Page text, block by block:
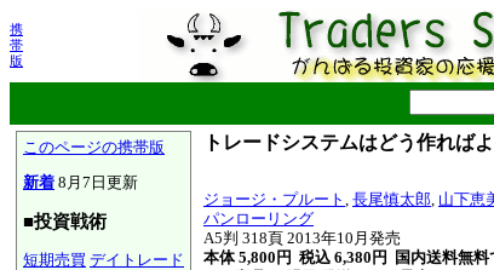
携
帯
版
このページの携帯版
新着 8月7日更新
■投資戦術
短期売買 デイトレード
トレードシステムはどう作れば
ジョージ・プルート , 長尾慎太郎, 山下恵
パンローリング
A5判 318頁 2013年10月発売
本体 5,800円 税込 6,380円
国内送料無料